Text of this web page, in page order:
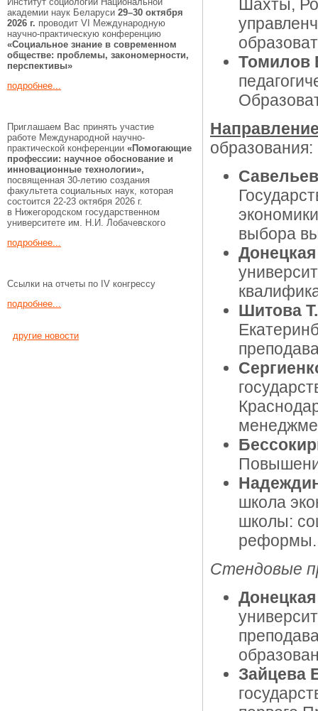
академии наук Беларуси 29–30 октября
2026 г. проводит VI Международную
научно-практическую конференцию
«Социальное знание в современном
обществе: проблемы, закономерности,
перспективы»
подробнее...
Приглашаем Вас принять участие
работе Международной научно-
практической конференции «Помогающие
профессии: научное обоснование и
инновационные технологии»,
посвященная 30-летию создания
факультета социальных наук, которая
состоится 22-23 октября 2026 г.
в Нижегородском государственном
университете им. Н.И. Лобачевского
подробнее...
Ссылки на отчеты по IV конгрессу
подробнее...
другие новости
Шахты,
Томилов
образования:
выбора
Шитова
школа
школы:
Стендовые
Зайцева